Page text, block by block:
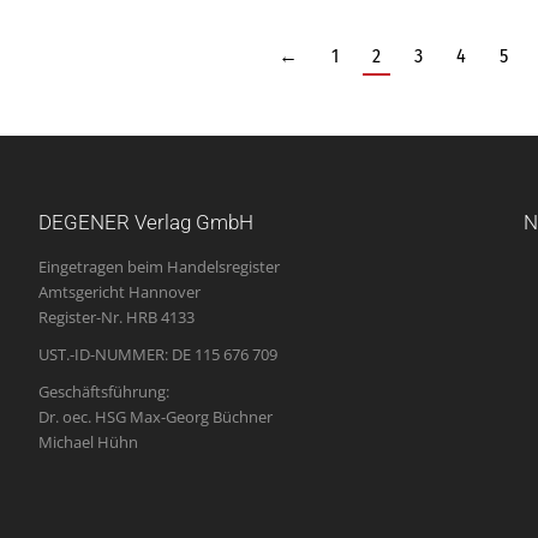
← 1 2 3 4 5
DEGENER Verlag GmbH
Eingetragen beim Handelsregister
Amtsgericht Hannover
Register-Nr. HRB 4133
UST.-ID-NUMMER: DE 115 676 709
Geschäftsführung:
Dr. oec. HSG Max-Georg Büchner
Michael Hühn